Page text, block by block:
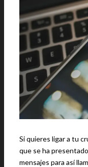
Si quieres ligar a tu
que se ha
mensajes para así llamar su